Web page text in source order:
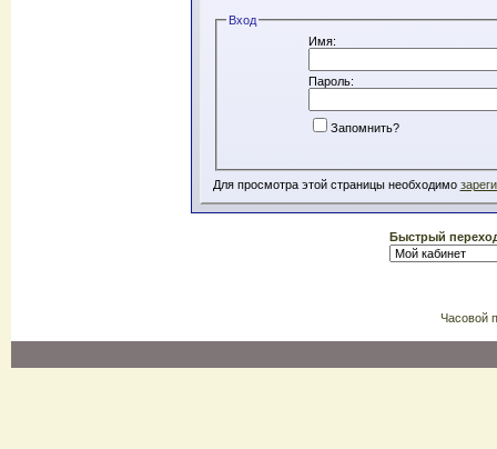
Вход
Имя:
Пароль:
Запомнить?
Для просмотра этой страницы необходимо
Быстрый
Часовой